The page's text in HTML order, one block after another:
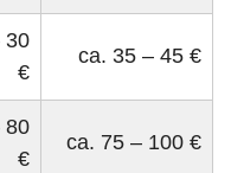
30
€
ca. 35 – 45 €
80
€
ca. 75 – 100 €